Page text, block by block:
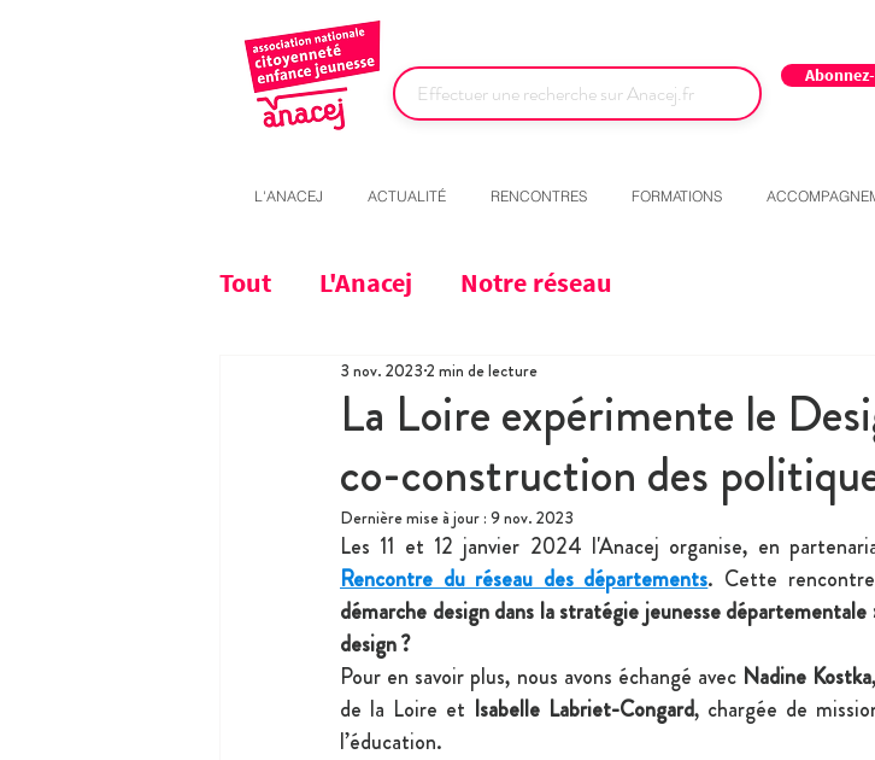
L'ANACEJ ACTUALITÉ RENCONTRES FORMATIONS
Tout L'Anacej Notre réseau
La Loire expérimente le
co-construction des
3 nov. 2023 2 min de lecture
Dernière mise à jour : 9 nov. 2023
Les 11 et 12 janvier 2024 l'Anacej organise, en
Rencontre du réseau des départements. Cette
démarche design dans la stratégie jeunesse départementale
design ?
Pour en savoir plus, nous avons échangé avec Nadine Kostka
de la Loire et Isabelle Labriet-Congard, chargée de
l’éducation.